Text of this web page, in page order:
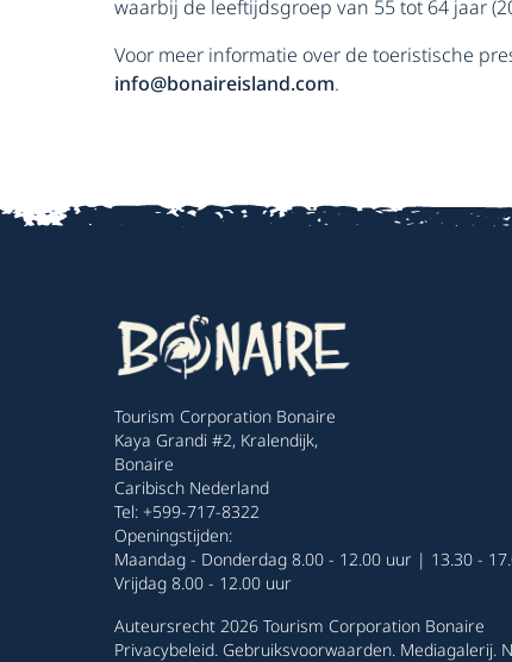
waarbij de leeftijdsgroep van 55 tot 64 jaar
Voor meer informatie over de toeristische
info@bonaireisland.com.
Tourism Corporation Bonaire
Kaya Grandi #2, Kralendijk,
Bonaire
Caribisch Nederland
Tel: +599-717-8322
Openingstijden:
Maandag - Donderdag 8.00 - 12.00 uur | 13.30 -
Vrijdag 8.00 - 12.00 uur
Auteursrecht 2026 Tourism Corporation Bonaire
Privacybeleid. Gebruiksvoorwaarden. Mediagalerij.